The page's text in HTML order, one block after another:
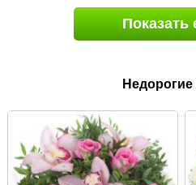
Показать